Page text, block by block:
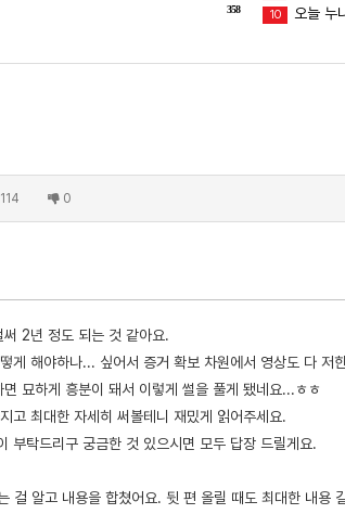
358 10 오늘 누
114 0
2년 정도 되는 것 같아요.
게 해야하나... 싶어서 증거 확보 차원에서 영상도 다 저
묘하게 흥분이 돼서 이렇게 썰을 풀게 됐네요...ㅎㅎ
고 최대한 자세히 써볼테니 재밌게 읽어주세요.
부탁드리구 궁금한 것 있으시면 모두 답장 드릴게요.
걸 알고 내용을 합쳤어요. 뒷 편 올릴 때도 최대한 내용